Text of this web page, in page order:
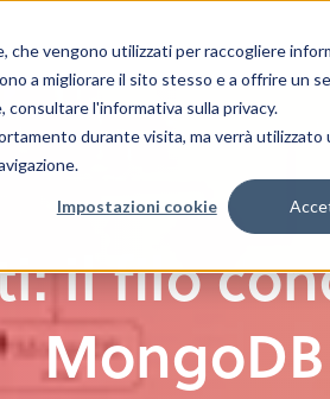
vengono utilizzati per raccogliere
a migliorare il sito stesso e a offrire un
l'informativa sulla privacy.
durante visita, ma verrà
Impostazioni cookie
il filo